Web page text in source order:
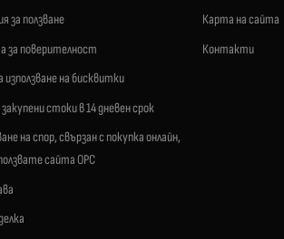
за ползване
за поверителност
използване на бисквитки
стоки в 14 дневен срок
на спор, свързан с покупка онлайн,
сайта ОРС
Карта на сайта
Контакти